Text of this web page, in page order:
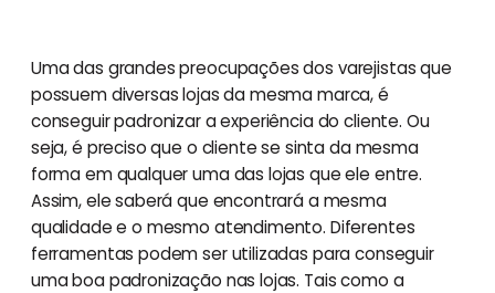
Uma das grandes preocupações dos varejistas que
possuem diversas lojas da mesma marca, é
conseguir padronizar a experiência do cliente. Ou
seja, é preciso que o cliente se sinta da mesma
forma em qualquer uma das lojas que ele entre.
Assim, ele saberá que encontrará a mesma
qualidade e o mesmo atendimento. Diferentes
ferramentas podem ser utilizadas para conseguir
uma boa padronização nas lojas. Tais como a